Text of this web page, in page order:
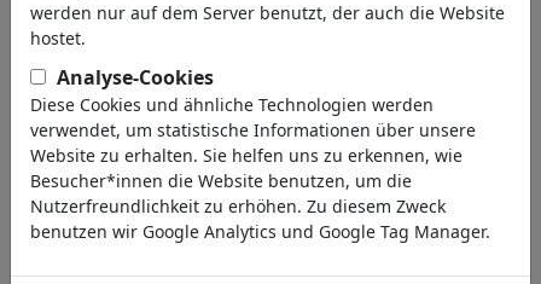
Dümpeln... Den Bach runter
werden nur auf dem Server benutzt, der auch die Website
hostet.
Analyse-Cookies
Diese Cookies und ähnliche Technologien werden
verwendet, um statistische Informationen über unsere
Website zu erhalten. Sie helfen uns zu erkennen, wie
Besucher*innen die Website benutzen, um die
Nutzerfreundlichkeit zu erhöhen. Zu diesem Zweck
benutzen wir Google Analytics und Google Tag Manager.